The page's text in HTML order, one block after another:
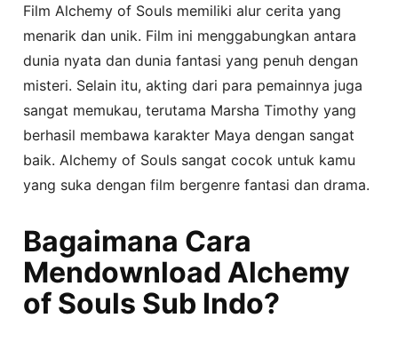
Film Alchemy of Souls memiliki alur cerita yang
menarik dan unik. Film ini menggabungkan antara
dunia nyata dan dunia fantasi yang penuh dengan
misteri. Selain itu, akting dari para pemainnya juga
sangat memukau, terutama Marsha Timothy yang
berhasil membawa karakter Maya dengan sangat
baik. Alchemy of Souls sangat cocok untuk kamu
yang suka dengan film bergenre fantasi dan drama.
Bagaimana Cara
Mendownload Alchemy
of Souls Sub Indo?